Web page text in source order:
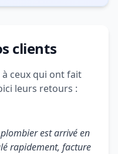
clients
ceux qui ont fait
leurs retours :
est arrivé en
rapidement, facture